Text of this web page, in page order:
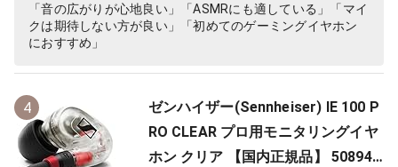
「音の広がりが心地良い」「ASMRにも適している」「マイ
クは期待しない方が良い」「初めてのゲーミングイヤホン
におすすめ」
4
ゼンハイザー(Sennheiser) IE 100 P
RO CLEAR プロ用モニタリングイヤ
ホン クリア 【国内正規品】 508941